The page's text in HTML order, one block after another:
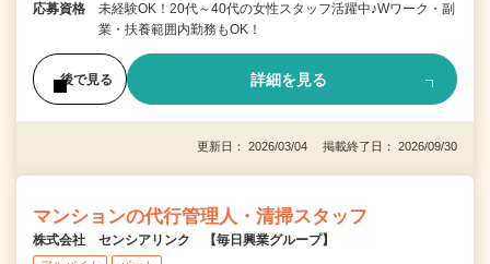
応募資格
未経験OK！20代～40代の女性スタッフ活躍中♪Wワーク・副
業・扶養範囲内勤務もOK！
後で見る 詳細を見る
更新日： 2026/03/04 掲載終了日： 2026/09/30
マンションの代行管理人・清掃スタッフ
株式会社 センシアリンク 【毎日興業グループ】